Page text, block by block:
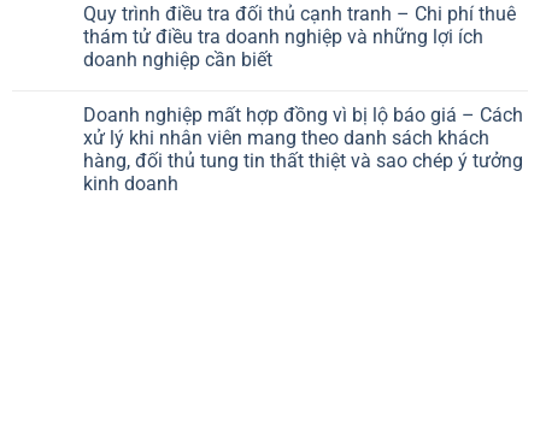
Quy trình điều tra đối thủ cạnh tranh – Chi phí thuê
thám tử điều tra doanh nghiệp và những lợi ích
doanh nghiệp cần biết
Doanh nghiệp mất hợp đồng vì bị lộ báo giá – Cách
xử lý khi nhân viên mang theo danh sách khách
hàng, đối thủ tung tin thất thiệt và sao chép ý tưởng
kinh doanh